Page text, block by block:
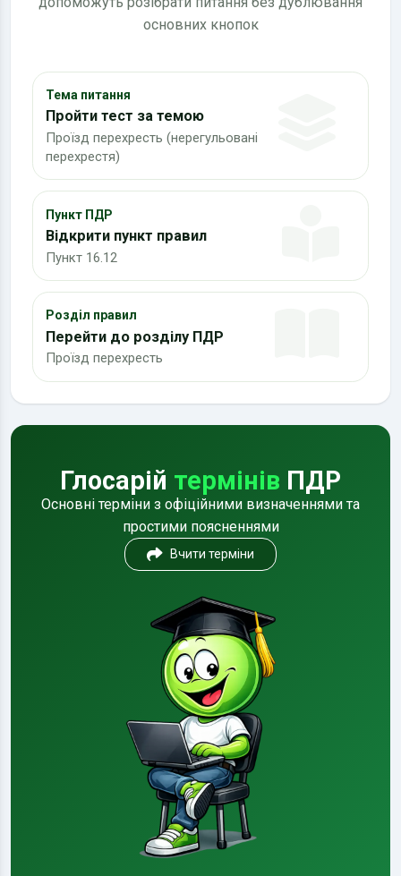
основних кнопок
Тема питання
Пройти тест за темою
Проїзд перехресть (нерегульовані
перехрестя)
Пункт ПДР
Відкрити пункт правил
Пункт 16.12
Розділ правил
Перейти до розділу ПДР
Проїзд перехресть
Глосарій термінів ПДР
Основні терміни з офіційними визначеннями та
простими поясненнями
Вчити терміни